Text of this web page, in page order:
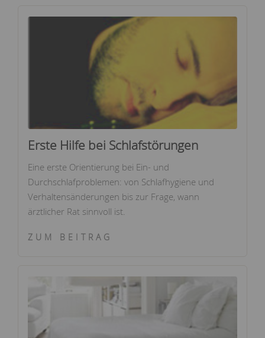
Erste Hilfe bei Schlafstörungen
Eine erste Orientierung bei Ein- und
Durchschlafproblemen: von Schlafhygiene und
Verhaltensänderungen bis zur Frage, wann
ärztlicher Rat sinnvoll ist.
ZUM BEITRAG